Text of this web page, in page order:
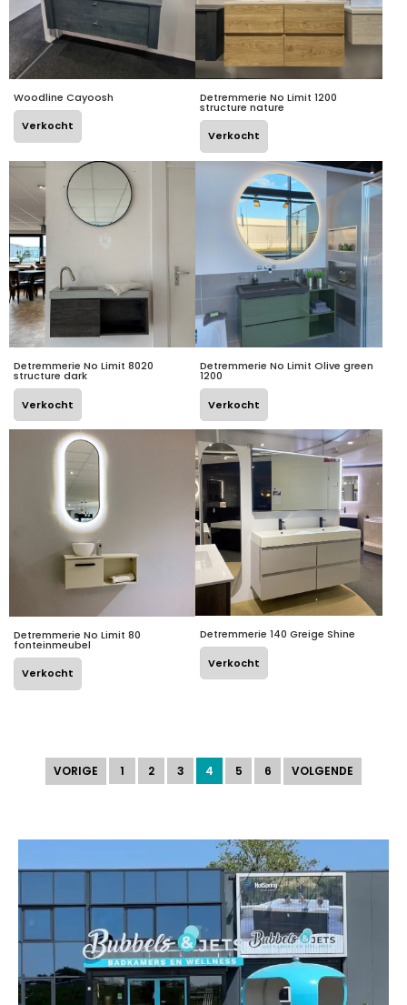
Woodline Cayoosh
Verkocht
Detremmerie No Limit 1200
structure nature
Verkocht
Detremmerie No Limit 8020
structure dark
Verkocht
Detremmerie No Limit Olive green
1200
Verkocht
Detremmerie No Limit 80
fonteinmeubel
Verkocht
Detremmerie 140 Greige Shine
Verkocht
VORIGE 1 2 3 4 5 6 VOLGENDE